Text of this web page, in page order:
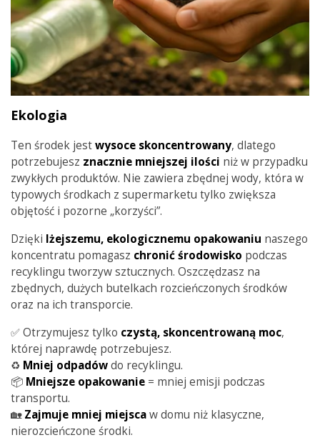
Ekologia
Ten środek jestwysoce skoncentrowany, dlatego
potrzebujesz znacznie mniejszej ilości niż w przypadku
zwykłych produktów. Nie zawiera zbędnej wody, która w
typowych środkach z supermarketu tylko zwiększa
objętość i pozorne „korzyści”.
Dzięki lżejszemu, ekologicznemu opakowaniu naszego
koncentratu pomagasz chronić środowisko podczas
recyklingu tworzyw sztucznych. Oszczędzasz na
zbędnych, dużych butelkach rozcieńczonych środków
oraz na ich transporcie.
✅ Otrzymujesz tylko czystą, skoncentrowaną moc,
której naprawdę potrzebujesz.
♻️ Mniej odpadówdo recyklingu.
📦 Mniejsze opakowanie = mniej emisji podczas
transportu.
🏡Zajmuje mniej miejscaw domu niż klasyczne,
nierozcieńczone środki.